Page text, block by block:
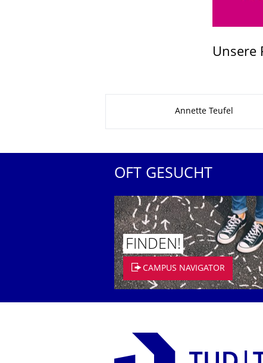
Unsere
Annette Teufel
OFT GESUCHT
FINDEN!
CAMPUS NAVIGATOR